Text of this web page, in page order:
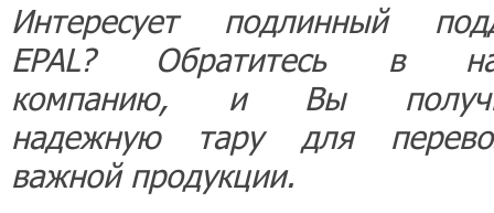
Интересует подлинный
EPAL? Обратитесь в
компанию, и Вы
надежную тару для
важной продукции.